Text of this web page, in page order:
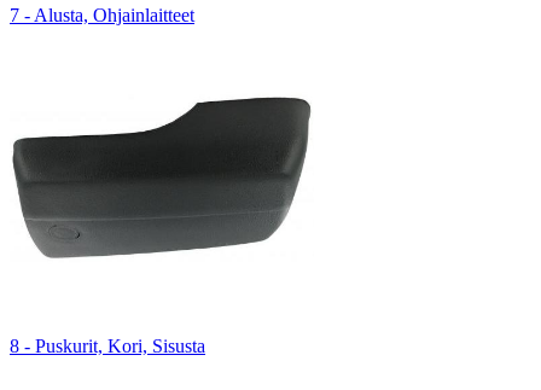
7 - Alusta, Ohjainlaitteet
8 - Puskurit, Kori, Sisusta